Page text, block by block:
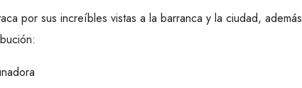
por sus increíbles vistas a la barranca y la ciudad, además